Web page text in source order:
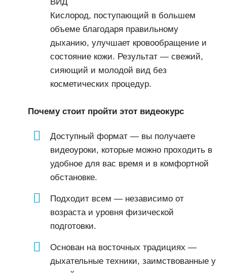
Кислород, поступающий в большем
объеме благодаря правильному
дыханию, улучшает кровообращение и
состояние кожи. Результат — свежий,
сияющий и молодой вид без
косметических процедур.
Почему стоит пройти этот видеокурс
Доступный формат — вы получаете
видеоуроки, которые можно проходить в
удобное для вас время и в комфортной
обстановке.
Подходит всем — независимо от
возраста и уровня физической
подготовки.
Основан на восточных традициях —
дыхательные техники, заимствованные у